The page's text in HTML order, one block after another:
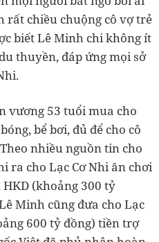
rất chiều chuộng cô vợ trẻ
biết Lê Minh chi không ít
thuyền, đáp ứng mọi sở
vương 53 tuổi mua cho
bể bơi, đủ để cho cô
nhiều nguồn tin cho
ra cho Lạc Cơ Nhi ăn chơi
(khoảng 300 tỷ
Minh cũng đưa cho Lạc
600 tỷ đồng) tiền trợ